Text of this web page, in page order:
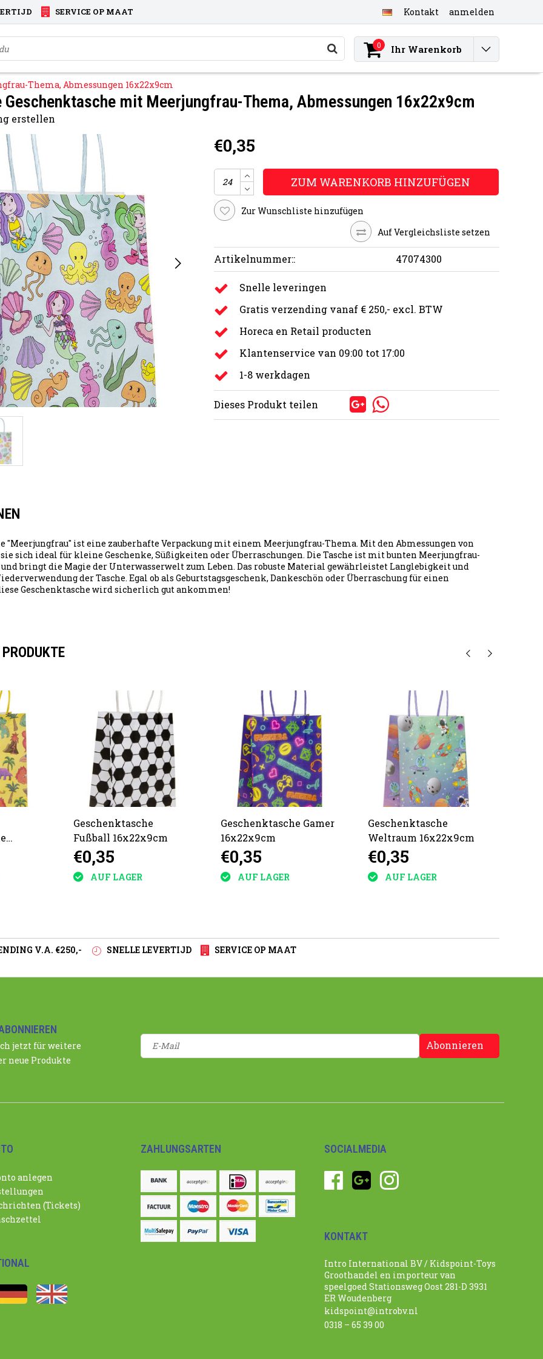
SERVICE OP MAAT Kontakt anmelden
0 Ihr Warenkorb
Thema, Abmessungen 16x22x9cm
Geschenktasche mit Meerjungfrau-Thema, Abmessungen 16x22x9cm
erstellen
€0,35
ZUM WARENKORB HINZUFÜGEN
Zur Wunschliste hinzufügen
Auf Vergleichsliste setzen
Artikelnummer:: 47074300
Snelle leveringen
Gratis verzending vanaf € 250,- excl. BTW
Horeca en Retail producten
Klantenservice van 09:00 tot 17:00
1-8 werkdagen
Dieses Produkt teilen
"Meerjungfrau" ist eine zauberhafte Verpackung mit einem Meerjungfrau-Thema. Mit den Abmessungen von
sich ideal für kleine Geschenke, Süßigkeiten oder Überraschungen. Die Tasche ist mit bunten Meerjungfrau-
bringt die Magie der Unterwasserwelt zum Leben. Das robuste Material gewährleistet Langlebigkeit und
der Tasche. Egal ob als Geburtstagsgeschenk, Dankeschön oder Überraschung für einen
Geschenktasche wird sicherlich gut ankommen!
Geschenktasche
Fußball 16x22x9cm
€0,35
AUF LAGER
Geschenktasche Gamer
16x22x9cm
€0,35
AUF LAGER
Geschenktasche
Weltraum 16x22x9cm
€0,35
AUF LAGER
V.A. €250,- SNELLE LEVERTIJD SERVICE OP MAAT
jetzt für weitere
neue Produkte
Abonnieren
anlegen
(Tickets)
ZAHLUNGSARTEN SOCIALMEDIA
KONTAKT
Intro International BV / Kidspoint-Toys
Groothandel en importeur van
speelgoed Stationsweg Oost 281-D 3931
ER Woudenberg
kidspoint@introbv.nl
0318 – 65 39 00